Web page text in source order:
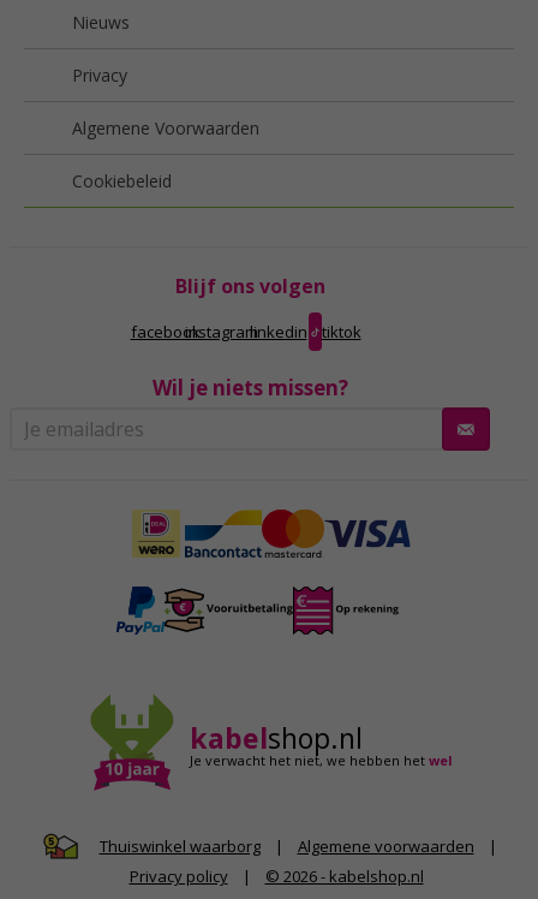
Nieuws
Privacy
Algemene Voorwaarden
Cookiebeleid
Blijf ons volgen
facebookinstagramlinkedin tiktok
Wil je niets missen?
kabelshop.nl
Je verwacht het niet,we hebben hetwel
Thuiswinkel waarborg | Algemene voorwaarden
|
Privacy policy
| © 2026 - kabelshop.nl